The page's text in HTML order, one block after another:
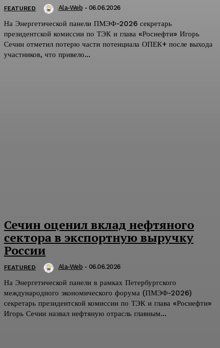
FEATURED Ala-Web - 06.06.2026
На Энергетической панели ПМЭФ-2026 секретарь
президентской комиссии по ТЭК и глава «Роснефти» Игорь
Сечин отметил потерю части потенциала ОПЕК+ после выхода
участников, что привело...
Сечин оценил вклад нефтяного
сектора в экспортную выручку
России
FEATURED Ala-Web - 06.06.2026
На Энергетической панели в рамках Петербургского
международного экономического форума (ПМЭФ-2026)
секретарь президентской комиссии по ТЭК и глава «Роснефти»
Игорь Сечин назвал нефтяную отрасль главным...